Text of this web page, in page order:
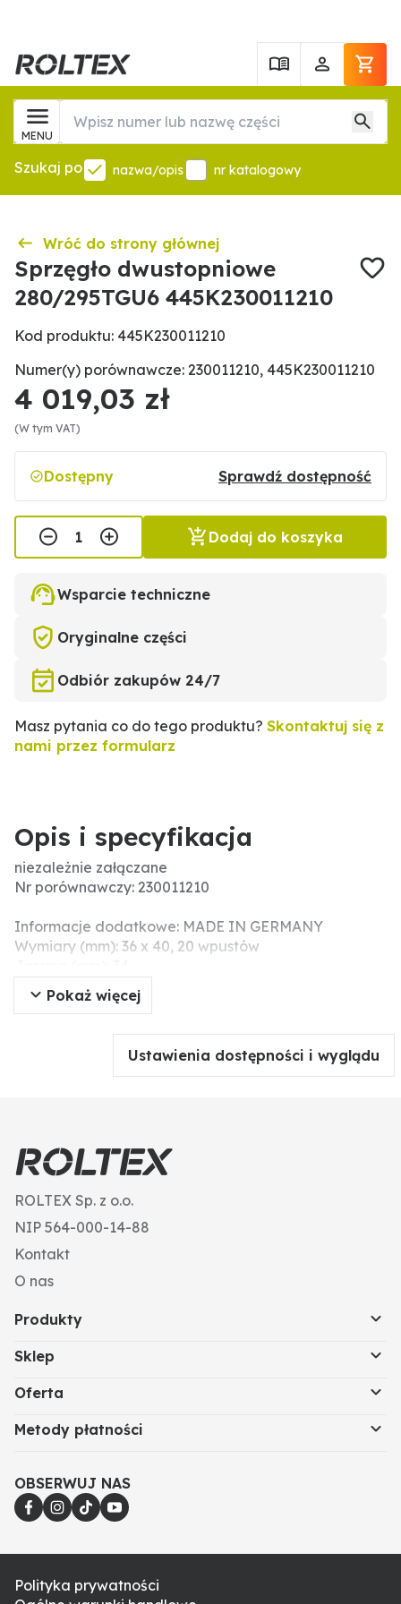
MENU
Szukaj po nazwa/opis nr katalogowy
Wróć do strony głównej
Sprzęgło dwustopniowe
280/295TGU6 445K230011210
Kod produktu: 445K230011210
Numer(y) porównawcze: 230011210, 445K230011210
4 019,03 zł
(W tym VAT)
Dostępny Sprawdź dostępność
Dodaj do koszyka
Wsparcie techniczne
Oryginalne części
Odbiór zakupów 24/7
Masz pytania co do tego produktu? Skontaktuj się z
nami przez formularz
Opis i specyfikacja
niezależnie załączane
Nr porównawczy: 230011210
Informacje dodatkowe: MADE IN GERMANY
Wymiary (mm): 36 x 40, 20 wpustów
Wersja tarczy zamachowej: płaskie
Pokaż więcej
Ustawienia dostępności i wyglądu
ROLTEX Sp. z o.o.
NIP 564-000-14-88
Kontakt
O nas
Produkty
Sklep
Oferta
Metody płatności
OBSERWUJ NAS
Polityka prywatności